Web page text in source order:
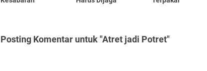
Posting Komentar untuk "Atret jadi Potret"